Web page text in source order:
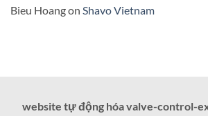
Bieu Hoangon Shavo Vietnam
website tự động hóa valve-control-